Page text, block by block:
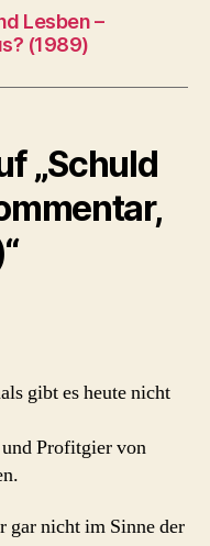
Lesben –
(1989)
„Schuld
gibt es heute nicht
Profitgier von
gar nicht im Sinne der